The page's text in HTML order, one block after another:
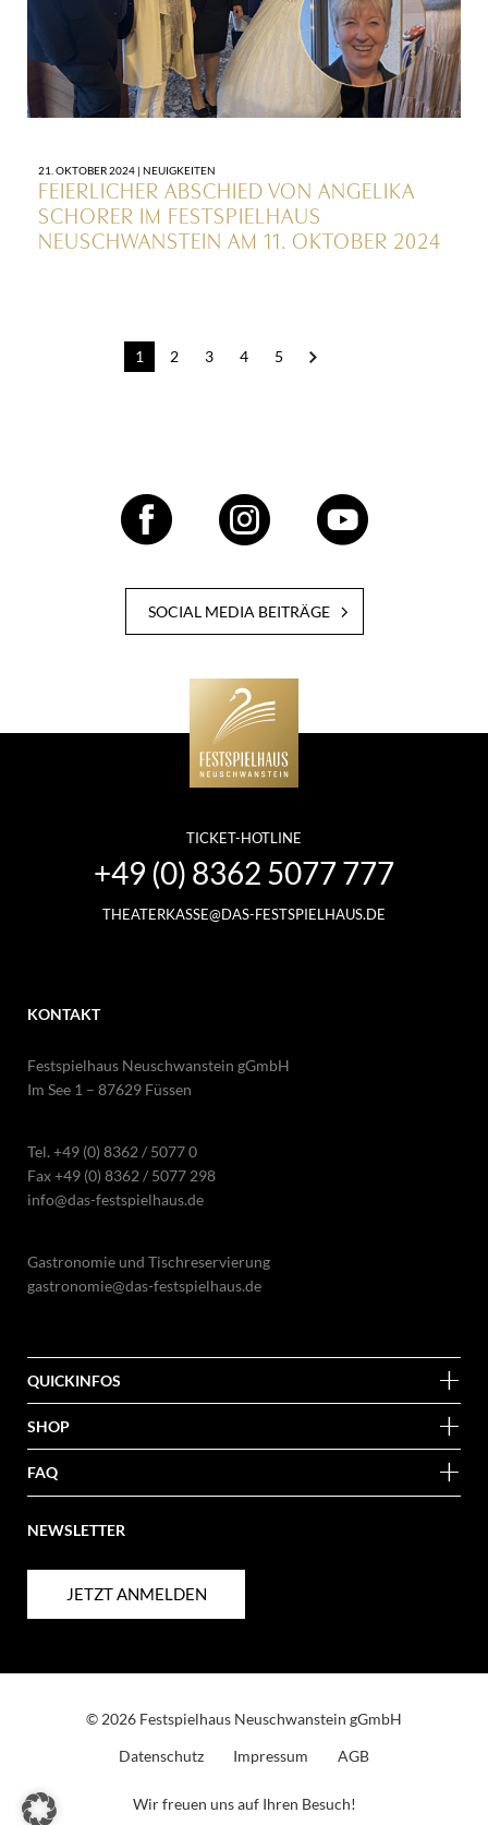
21. OKTOBER 2024 | NEUIGKEITEN
FEIERLICHER ABSCHIED VON ANGELIKA
SCHORER IM FESTSPIELHAUS
NEUSCHWANSTEIN AM 11. OKTOBER 2024
1 2 3 4 5
SOCIAL MEDIA BEITRÄGE
TICKET-HOTLINE
+49 (0) 8362 5077 777
THEATERKASSE@DAS-FESTSPIELHAUS.DE
KONTAKT
Festspielhaus Neuschwanstein gGmbH
Im See 1 – 87629 Füssen
Tel.+49 (0) 8362 / 5077 0
Fax +49 (0) 8362 / 5077 298
info@das-festspielhaus.de
Gastronomie und Tischreservierung
gastronomie@das-festspielhaus.de
QUICKINFOS
SHOP
FAQ
NEWSLETTER
JETZT ANMELDEN
© 2026 Festspielhaus Neuschwanstein gGmbH
Datenschutz
Impressum AGB
Wir freuen uns auf Ihren Besuch!